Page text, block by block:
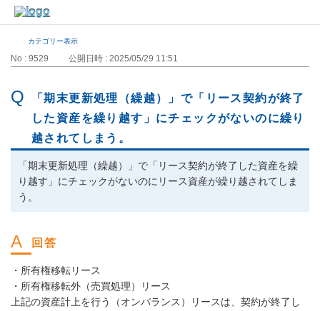
カテゴリー表示
No : 9529 公開日時 : 2025/05/29 11:51
「期末更新処理（繰越）」で「リース契約が終了
した資産を繰り越す」にチェックがないのに繰り
越されてしまう。
「期末更新処理（繰越）」で「リース契約が終了した資産を繰
り越す」にチェックがないのにリース資産が繰り越されてしま
う。
・所有権移転リース
・所有権移転外（売買処理）リース
上記の資産計上を行う（オンバランス）リースは、契約が終了し